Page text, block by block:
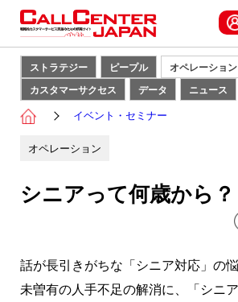
ストラテジー ピープル オペレーション
カスタマーサクセス
データ ニュース
イベント・セミナー
オペレーション
シニアって何歳から？
話が長引きがちな「シニア対応」の悩
未曽有の人手不足の解消に、「シニ